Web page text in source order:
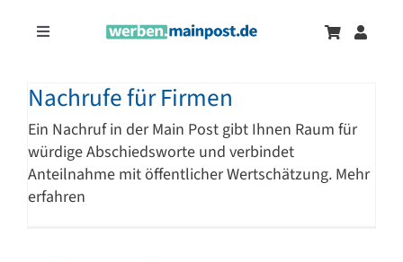
InhaltToggle
Zeitungsanzeigen
Onlinewerbung
Nachrufe für Firmen
Ein Nachruf in der Main Post gibt Ihnen Raum für
würdige Abschiedsworte und verbindet
Anteilnahme mit öffentlicher Wertschätzung. Mehr
erfahren